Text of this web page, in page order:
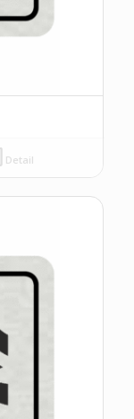
Detail